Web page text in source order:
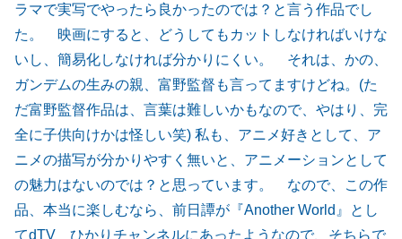
ラマで実写でやったら良かったのでは？と言う作品でし
た。 映画にすると、どうしてもカットしなければいけな
いし、簡易化しなければ分かりにくい。 それは、かの、
ガンデムの生みの親、富野監督も言ってますけどね。(た
だ富野監督作品は、言葉は難しいかもなので、やはり、完
全に子供向けかは怪しい笑) 私も、アニメ好きとして、ア
ニメの描写が分かりやすく無いと、アニメーションとして
の魅力はないのでは？と思っています。 なので、この作
品、本当に楽しむなら、前日譚が『Another World』とし
てdTV ひかりチャンネルにあったようなので、そちらで